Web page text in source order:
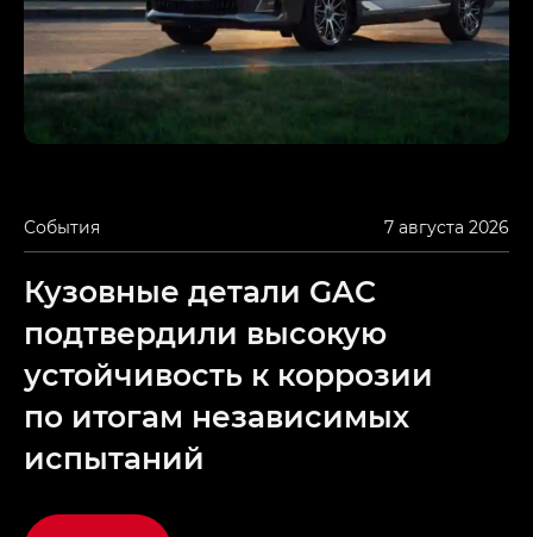
События 7 августа 2026
Кузовные детали GAC
подтвердили высокую
устойчивость к коррозии
по итогам независимых
испытаний